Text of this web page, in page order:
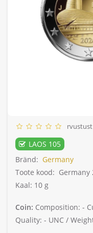
rvustust
LAOS 105
Bränd: Germany
Toote kood: Germany
Kaal: 10 g
Coin: Composition: -
Quality: - UNC /